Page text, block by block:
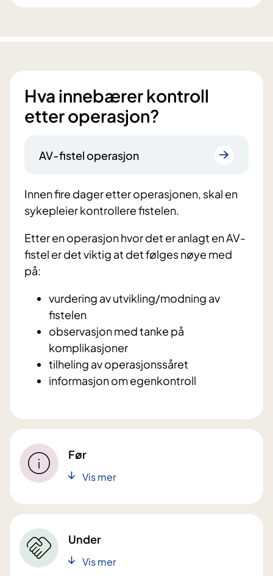
Hva innebærer kontroll
etter operasjon?
AV-fistel operasjon
Innen fire dager etter operasjonen, skal en
sykepleier kontrollere fistelen.
Etter en operasjon hvor det er anlagt en AV-
fistel er det viktig at det følges nøye med
på:
vurdering av utvikling/modning av
fistelen
observasjon med tanke på
komplikasjoner
tilheling av operasjonssåret
informasjon om egenkontroll
Før
Vis mer
Under
Vis mer